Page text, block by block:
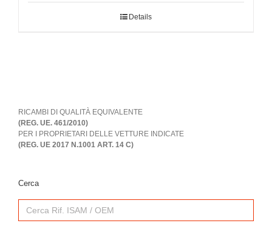
Details
RICAMBI DI QUALITÀ EQUIVALENTE
(REG. UE. 461/2010)
PER I PROPRIETARI DELLE VETTURE INDICATE
(REG. UE 2017 N.1001 ART. 14 C)
Cerca
Search
for: